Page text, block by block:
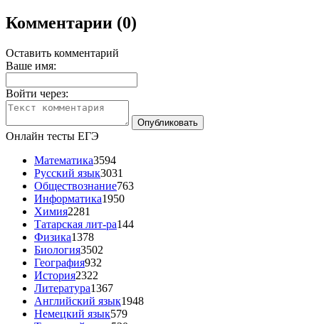
Комментарии (0)
Оставить комментарий
Ваше имя:
Войти через:
Онлайн тесты ЕГЭ
Математика3594
Русский язык3031
Обществознание763
Информатика1950
Химия2281
Татарская лит-ра144
Физика1378
Биология3502
География932
История2322
Литература1367
Английский язык1948
Немецкий язык579